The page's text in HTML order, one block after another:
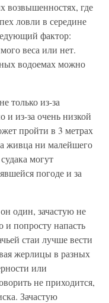
возвышенностях, где
ловли в середине
фактор:
веса или нет.
водоемах можно
только из-за
и из-за очень низкой
пройти в 3 метрах
живца ни малейшего
могут
погоде и за
один, зачастую не
и попросту напасть
стаи лучше вести
жерлицы в разных
или
не приходится,
Зачастую